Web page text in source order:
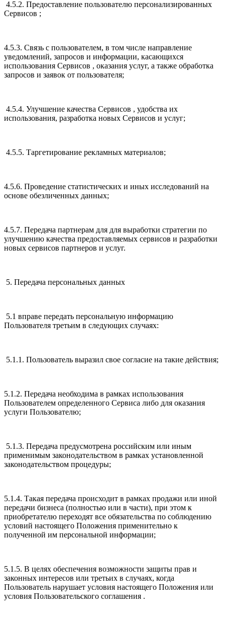
4.5.2. Предоставление пользователю персонализированных
Сервисов ;
4.5.3. Связь с пользователем, в том числе направление
уведомлений, запросов и информации, касающихся
использования Сервисов , оказания услуг, а также обработка
запросов и заявок от пользователя;
4.5.4. Улучшение качества Сервисов , удобства их
использования, разработка новых Сервисов и услуг;
4.5.5. Таргетирование рекламных материалов;
4.5.6. Проведение статистических и иных исследований на
основе обезличенных данных;
4.5.7. Передача партнерам для для выработки стратегии по
улучшению качества предоставляемых сервисов и разработки
новых сервисов партнеров и услуг.
5. Передача персональных данных
5.1 вправе передать персональную информацию
Пользователя третьим в следующих случаях:
5.1.1. Пользователь выразил свое согласие на такие действия;
5.1.2. Передача необходима в рамках использования
Пользователем определенного Сервиса либо для оказания
услуги Пользователю;
5.1.3. Передача предусмотрена российским или иным
применимым законодательством в рамках установленной
законодательством процедуры;
5.1.4. Такая передача происходит в рамках продажи или иной
передачи бизнеса (полностью или в части), при этом к
приобретателю переходят все обязательства по соблюдению
условий настоящего Положения применительно к
полученной им персональной информации;
5.1.5. В целях обеспечения возможности защиты прав и
законных интересов или третьих в случаях, когда
Пользователь нарушает условия настоящего Положения или
условия Пользовательского соглашения .